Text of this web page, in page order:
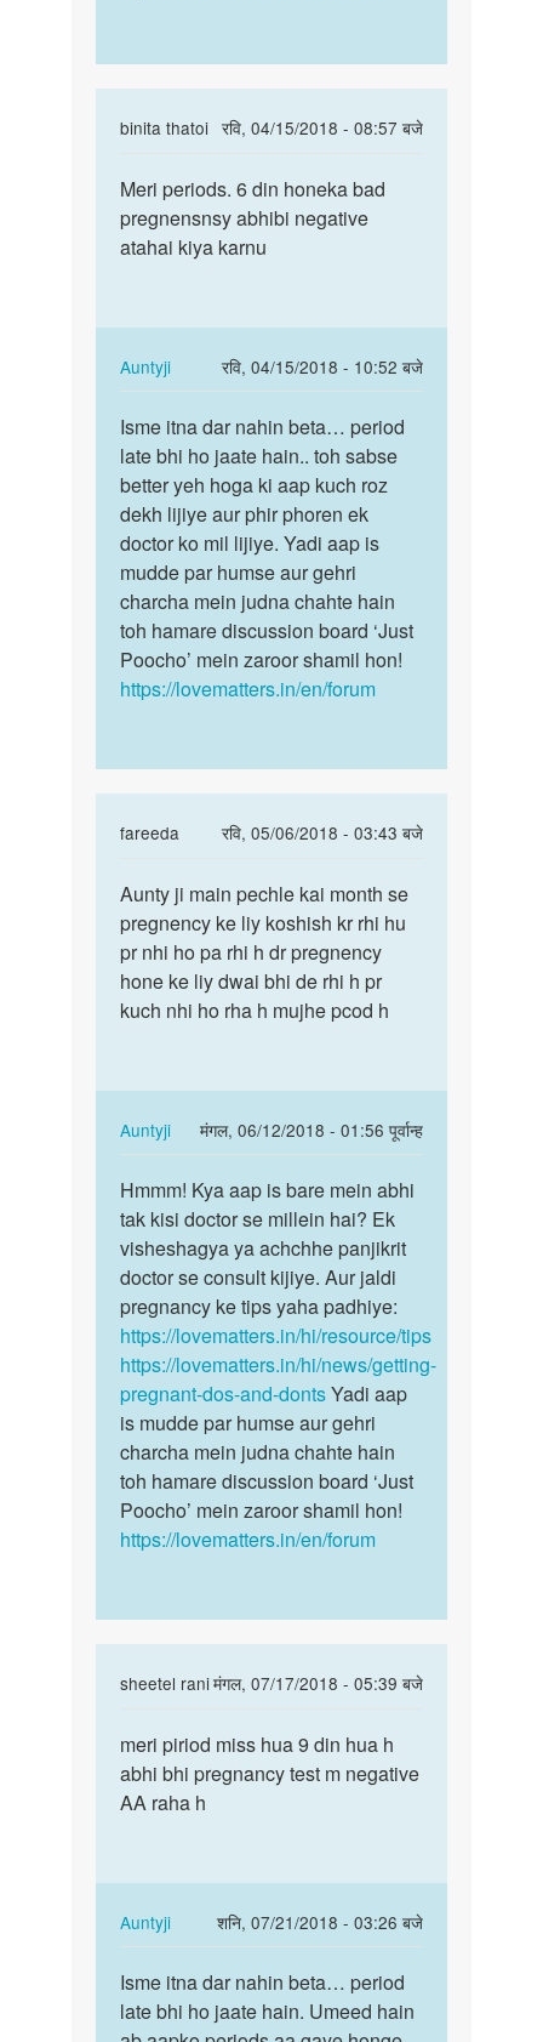
binita thatoi रवि, 04/15/2018 - 08:57 बजे
In
to
meri
perods
ke
Days
by
Anonymous
Meri
periods.
6
Meri periods. 6 din honeka bad
pregnensnsy abhibi negative
atahai kiya karnu
Auntyji
रवि, 04/15/2018 - 10:52 बजे
In
reply
to
Meri
periods.
6
din
honeka…
by
binita
thatoi
Isme
itna
dar
nahin
beta……
Isme itna dar nahin beta… period
late bhi ho jaate hain.. toh sabse
better yeh hoga ki aap kuch roz
dekh lijiye aur phir phoren ek
doctor ko mil lijiye. Yadi aap is
mudde par humse aur gehri
charcha mein judna chahte hain
toh hamare discussion board ‘Just
Poocho’ mein zaroor shamil hon!
https://lovematters.in/en/forum
fareeda
रवि, 05/06/2018 - 03:43 बजे
to
Aunti
ji
meri
wife
day
dikshant
Aunty
ji
main
pechle
kai…
Aunty ji main pechle kai month se
pregnency ke liy koshish kr rhi hu
pr nhi ho pa rhi h dr pregnency
hone ke liy dwai bhi de rhi h pr
kuch nhi ho rha h mujhe pcod h
Auntyji
मंगल, 06/12/2018 - 01:56 पूर्वान्ह
In
reply
to
Aunty
ji
main
pechle
kai…
by
fareeda
Hmmm!
Kya
aap
is
bare
mein…
Hmmm! Kya aap is bare mein abhi
tak kisi doctor se millein hai? Ek
visheshagya ya achchhe panjikrit
doctor se consult kijiye. Aur jaldi
pregnancy ke tips yaha padhiye:
https://lovematters.in/hi/resource/tips
https://lovematters.in/hi/news/getting-
pregnant-dos-and-dontsYadi aap
is mudde par humse aur gehri
charcha mein judna chahte hain
toh hamare discussion board ‘Just
Poocho’ mein zaroor shamil hon!
https://lovematters.in/en/forum
sheetel raniमंगल, 07/17/2018 - 05:39 बजे
In
to
meri
ke
9
Days
by
Anonymous
meri
piriod
miss
din…
meri piriod miss hua 9 din hua h
abhi bhi pregnancy test m negative
AA raha h
Auntyji
शनि, 07/21/2018 - 03:26 बजे
In
reply
to
meri
piriod
Isme
itna
Isme itna dar nahin beta… period
late bhi ho jaate hain. Umeed hain